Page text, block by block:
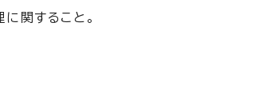
関すること。